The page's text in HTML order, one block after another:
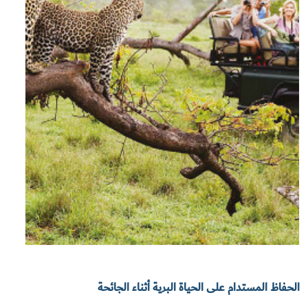
الحفاظ المستدام على الحياة البرية أثناء الجائحة